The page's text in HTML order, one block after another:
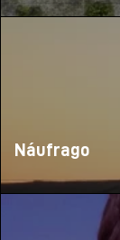
Náufrago